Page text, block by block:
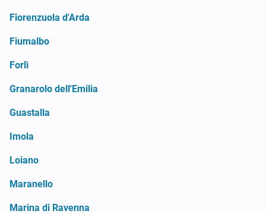
Fiorenzuola d'Arda
Fiumalbo
Forlì
Granarolo dell'Emilia
Guastalla
Imola
Loiano
Maranello
Marina di Ravenna